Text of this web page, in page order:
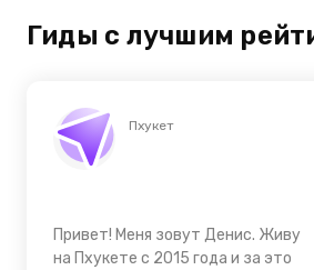
Гиды с лучшим
Пхукет
Привет! Меня зовут Денис. Живу
на Пхукете с 2015 года и за это